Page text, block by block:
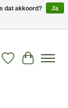
Verlanglijst
dat akkoord?
Ja